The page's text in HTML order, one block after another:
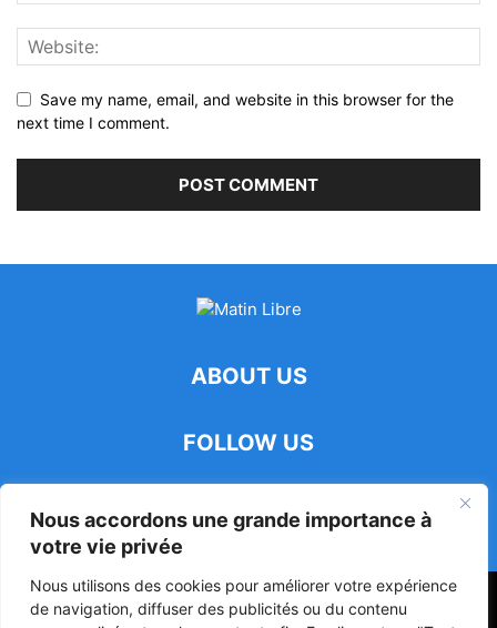
Nous accordons une grande importance à
votre vie privée
Nous utilisons des cookies pour améliorer votre expérience
de navigation, diffuser des publicités ou du contenu
Save my name, email, and website in this browser for the
next time I comment.
ABOUT US
FOLLOW US
47ᵉ Assemblée Mondiale sur la Protection de la Vie Privée: Me